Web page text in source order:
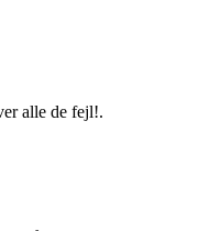
alle de fejl!.